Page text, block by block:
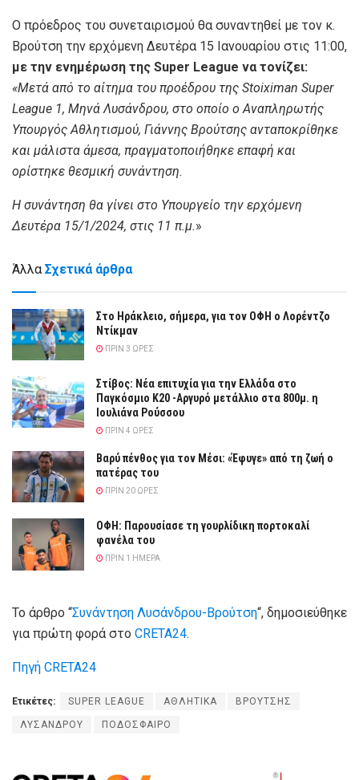
Ο πρόεδρος του συνεταιρισμού θα συναντηθεί με τον κ.
Βρούτση την ερχόμενη Δευτέρα 15 Ιανουαρίου στις 11:00,
με την ενημέρωση της Super League να τονίζει:
«Μετά από το αίτημα του προέδρου της Stoiximan Super
League 1, Μηνά Λυσάνδρου, στο οποίο ο Αναπληρωτής
Υπουργός Αθλητισμού, Γιάννης Βρούτσης ανταποκρίθηκε
και μάλιστα άμεσα, πραγματοποιήθηκε επαφή και
ορίστηκε θεσμική συνάντηση.
Η συνάντηση θα γίνει στο Υπουργείο την ερχόμενη
Δευτέρα 15/1/2024, στις 11 π.μ.»
Άλλα Σχετικά άρθρα
Στο Ηράκλειο, σήμερα, για τον ΟΦΗ ο Λορέντζο
Ντίκμαν
ΠΡΙΝ 3 ΏΡΕΣ
Στίβος: Νέα επιτυχία για την Ελλάδα στο
Παγκόσμιο Κ20 -Αργυρό μετάλλιο στα 800μ. η
Ιουλιάνα Ρούσσου
ΠΡΙΝ 4 ΏΡΕΣ
Βαρύ πένθος για τον Μέσι: «Έφυγε» από τη ζωή ο
πατέρας του
ΠΡΙΝ 20 ΏΡΕΣ
ΟΦΗ: Παρουσίασε τη γουρλίδικη πορτοκαλί
φανέλα του
ΠΡΙΝ 1 ΗΜΈΡΑ
Το άρθρο “Συνάντηση Λυσάνδρου-Βρούτση“, δημοσιεύθηκε
για πρώτη φορά στο CRETA24.
Πηγή CRETA24
Ετικέτες: SUPER LEAGUE ΑΘΛΗΤΙΚΑ ΒΡΟΥΤΣΗΣ
ΛΥΣΑΝΔΡΟΥ ΠΟΔΟΣΦΑΙΡΟ